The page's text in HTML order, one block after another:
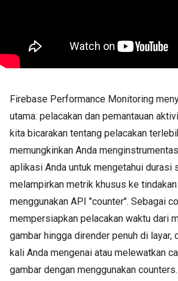
Firebase Performance Monitoring
utama: pelacakan dan pemantauan
kita bicarakan tentang pelacakan
memungkinkan Anda
aplikasi Anda untuk mengetahui durasi
melampirkan metrik khusus ke
menggunakan API "counter". Sebagai
mempersiapkan pelacakan waktu dari
gambar hingga dirender penuh di layar,
kali Anda mengenai atau melewatkan
gambar dengan menggunakan counters.